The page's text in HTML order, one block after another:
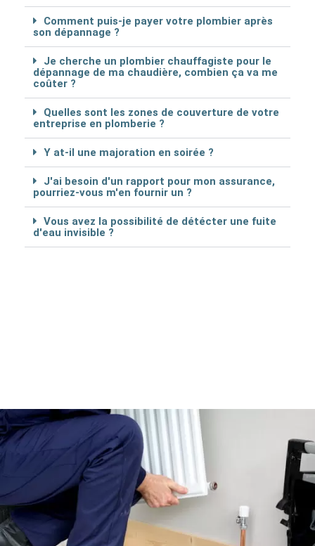
Comment puis-je payer votre plombier après
son dépannage ?
Je cherche un plombier chauffagiste pour le
dépannage de ma chaudière, combien ça va me
coûter ?
Quelles sont les zones de couverture de votre
entreprise en plomberie ?
Y at-il une majoration en soirée ?
J'ai besoin d'un rapport pour mon assurance,
pourriez-vous m'en fournir un ?
Vous avez la possibilité de détécter une fuite
d'eau invisible ?